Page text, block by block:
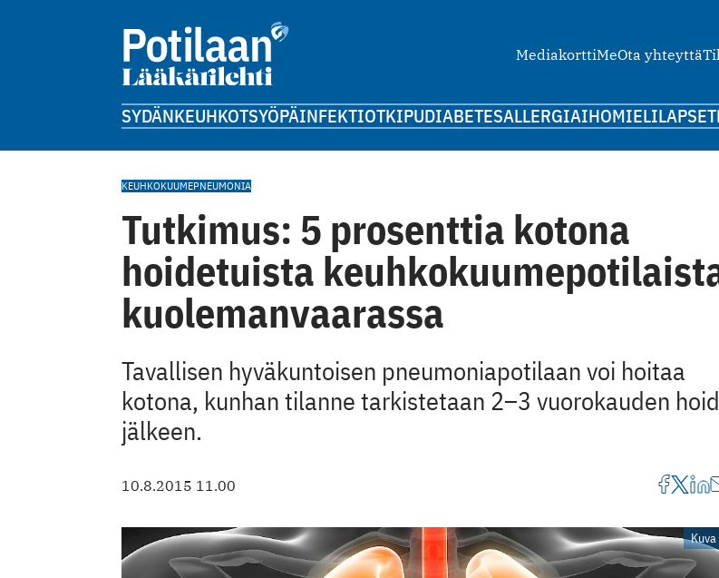
MediakorttiMeOta yhteyttä
SYDÄNKEUHKOTSYÖPÄINFEKTIOTKIPUDIABETESALLERGIAIHOMIELILAPSET
KEUHKOKUUMEPNEUMONIA
Tutkimus: 5 prosenttia kotona
hoidetuista
kuolemanvaarassa
Tavallisen hyväkuntoisen pneumoniapotilaan voi hoitaa
kotona, kunhan tilanne tarkistetaan 2–3 vuorokauden
jälkeen.
10.8.2015 11.00